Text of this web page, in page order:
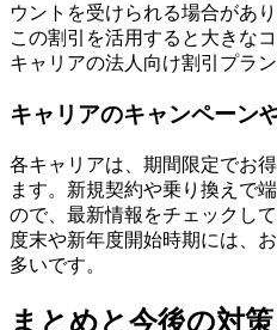
ウントを受けられる場合があ
この割引を活用すると大きな
キャリアの法人向け割引プラ
キャリアのキャンペーン
各キャリアは、期間限定でお
ます。新規契約や乗り換えで
ので、最新情報をチェックし
度末や新年度開始時期には、
多いです。
まとめと今後の対策